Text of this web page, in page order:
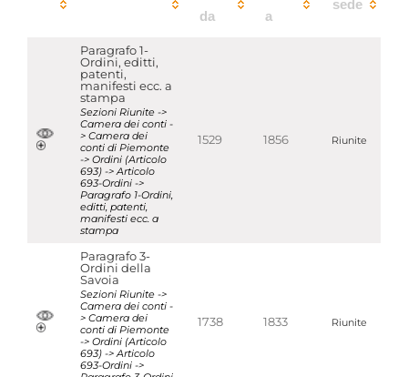
da
a
sede
Paragrafo 1-
Ordini, editti,
patenti,
manifesti ecc. a
stampa
Sezioni Riunite ->
Camera dei conti -
> Camera dei
conti di Piemonte
-> Ordini (Articolo
693) -> Articolo
693-Ordini ->
Paragrafo 1-Ordini,
editti, patenti,
manifesti ecc. a
stampa
1529 1856 Riunite
Paragrafo 3-
Ordini della
Savoia
Sezioni Riunite ->
Camera dei conti -
> Camera dei
conti di Piemonte
-> Ordini (Articolo
693) -> Articolo
693-Ordini ->
1738 1833 Riunite